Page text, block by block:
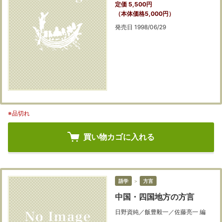
定価 5,500円
（本体価格5,000円）
発売日 1998/06/29
※品切れ
買い物カゴに入れる
語学 ＞ 方言
中国・四国地方の方言
日野資純／飯豊毅一／佐藤亮一 編